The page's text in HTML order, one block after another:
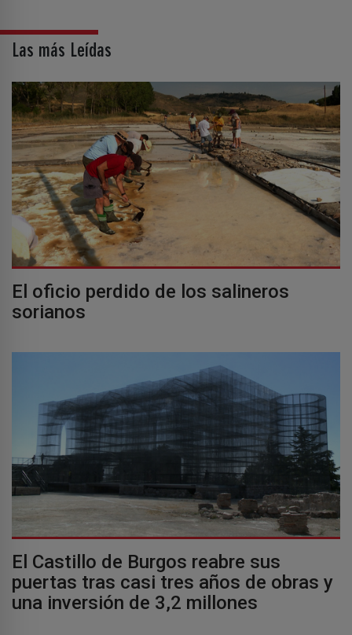
Las más Leídas
El oficio perdido de los salineros
sorianos
El Castillo de Burgos reabre sus
puertas tras casi tres años de obras y
una inversión de 3,2 millones